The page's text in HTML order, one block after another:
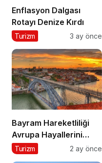
Enflasyon Dalgası
Rotayı Denize Kırdı
Turizm 3 ay önce
Bayram Hareketliliği
Avrupa Hayallerini
Tetikledi
Turizm 2 ay önce